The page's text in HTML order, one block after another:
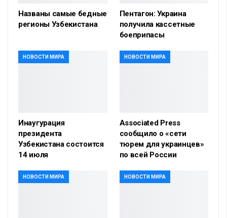
Названы самые бедные
регионы Узбекистана
Пентагон: Украина
получила кассетные
боеприпасы
НОВОСТИ МИРА
Инаугурация
президента
Узбекистана состоится
14 июля
НОВОСТИ МИРА
Associated Press
сообщило о «сети
тюрем для украинцев»
по всей России
НОВОСТИ МИРА НОВОСТИ МИРА